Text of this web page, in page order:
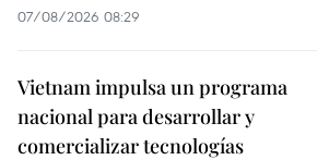
07/08/2026 08:29
Vietnam impulsa un programa
nacional para desarrollar y
comercializar tecnologías